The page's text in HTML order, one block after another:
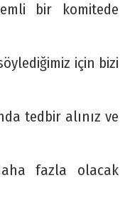
bir komitede
için bizi
tedbir alınız ve
fazla olacak